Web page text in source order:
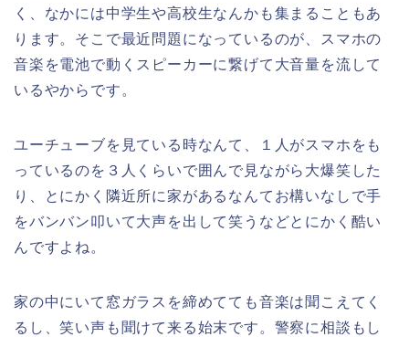
く、なかには中学生や高校生なんかも集まることもあ
ります。そこで最近問題になっているのが、スマホの
音楽を電池で動くスピーカーに繋げて大音量を流して
いるやからです。
ユーチューブを見ている時なんて、１人がスマホをも
っているのを３人くらいで囲んで見ながら大爆笑した
り、とにかく隣近所に家があるなんてお構いなしで手
をバンバン叩いて大声を出して笑うなどとにかく酷い
んですよね。
家の中にいて窓ガラスを締めてても音楽は聞こえてく
るし、笑い声も聞けて来る始末です。警察に相談もし